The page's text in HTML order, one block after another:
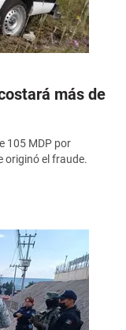
más de
105 MDP por
originó el fraude.